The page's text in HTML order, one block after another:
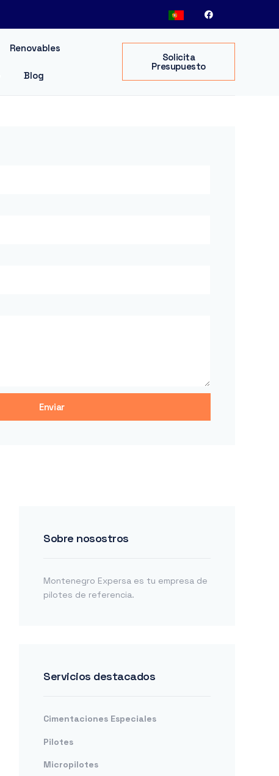
Renovables
Blog
Solicita
Presupuesto
Enviar
Sobre nosostros
Montenegro Expersa es tu empresa de
pilotes de referencia.
Servicios destacados
Cimentaciones Especiales
Pilotes
Micropilotes